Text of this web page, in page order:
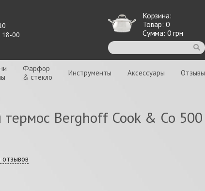
18-00
Корзина:
Товар: 0
Сумма: 0 грн
Фарфор
& стекло
Инструменты Аксессуары Отзывы
Berghoff Cook & Co 500
отзывов